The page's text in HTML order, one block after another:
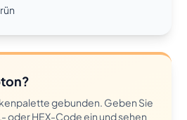
gebunden. Geben Sie
oder HEX-Code ein und sehen